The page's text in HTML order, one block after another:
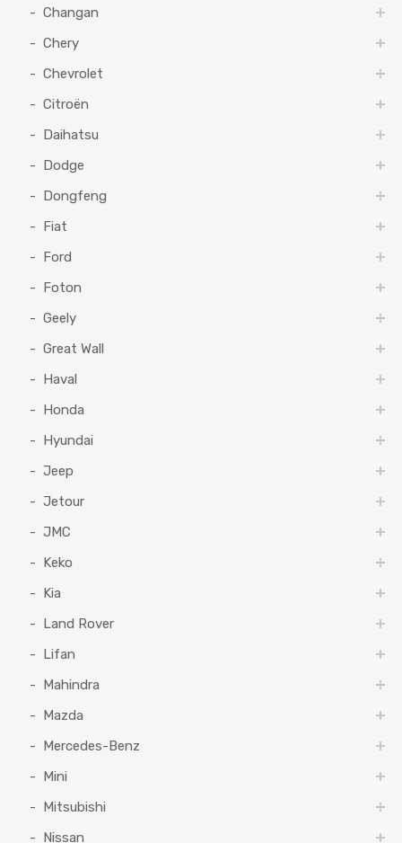
Changan
Chery
Chevrolet
Citroën
Daihatsu
Dodge
Dongfeng
Fiat
Ford
Foton
Geely
Great Wall
Haval
Honda
Hyundai
Jeep
Jetour
JMC
Keko
Kia
Land Rover
Lifan
Mahindra
Mazda
Mercedes-Benz
Mini
Mitsubishi
Nissan